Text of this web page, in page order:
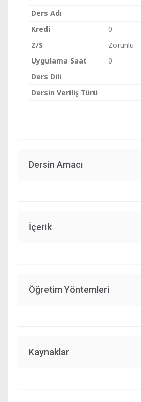
Ders Adı
Kredi
0
Z/S
Zorunlu
Uygulama Saat
0
Ders Dili
Dersin Veriliş Türü
Dersin Amacı
İçerik
Öğretim Yöntemleri
Kaynaklar